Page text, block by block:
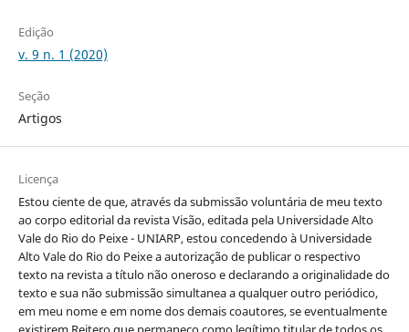
Edição
v. 9 n. 1 (2020)
Seção
Artigos
Licença
Estou ciente de que, através da submissão voluntária de meu texto
ao corpo editorial da revista Visão, editada pela Universidade Alto
Vale do Rio do Peixe - UNIARP, estou concedendo à Universidade
Alto Vale do Rio do Peixe a autorização de publicar o respectivo
texto na revista a título não oneroso e declarando a originalidade do
texto e sua não submissão simultanea a qualquer outro periódico,
em meu nome e em nome dos demais coautores, se eventualmente